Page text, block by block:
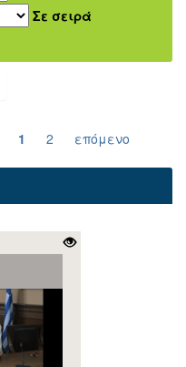
Σε σειρά
1 2 επόμενο